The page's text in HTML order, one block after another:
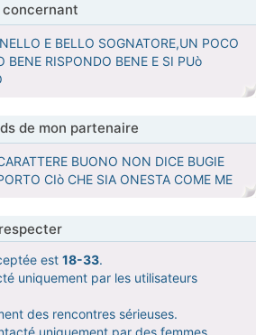
concernant
E BELLO SOGNATORE,UN POCO
BENE RISPONDO BENE E SI PUò
de mon partenaire
BUONO NON DICE BUGIE
CIò CHE SIA ONESTA COME ME
est 18-33.
uniquement par les utilisateurs
des rencontres sérieuses.